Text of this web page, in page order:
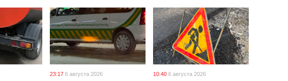
23:17 6 августа 2026 10:40 6 августа 2026